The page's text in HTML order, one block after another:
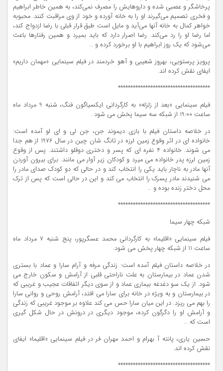
پرخاشگر و عصبی شده و داروهایش را مصرف نمی‌کند، به همین خاطر ابراهیم
و فخری تصمیم می‌گیرند او را به خانه آورده و خود از وی مراقبت کنند. محبوبه
خواهر کمال به خانه آنها می‌آید و مایل است طبق قرار قبلی با رضا ازدواج کند،
اما رضا او را رد می‌کند. رضا اصرار دارد که باید بمیرد و همین رفتارها باعث
می‌شود که یک روز ابراهیم با او برخورد کرده و …
پرویز پرستویی، بهروز شعیبی و آهو خردمند در فیلم سینمایی «مهمان داریم»
ایفای نقش کرده اند.
*************************************
فیلم سینمایی «بعد از زلزله» به کارگردانی ایکسیاگون فنگ، شنبه 9 مرداد ماه
ساعت 19:00 از شبکه سه سیما پخش می شود .
در خلاصه داستان فیلم با بازی دیموند جن، جن لی و ای لو آمده است:
خانواده ای در اثر وقوع زمین لرزه در تانگ شان چین در سال 1976 از هم جدا
می شوند. خانواده 4 نفره ای که پسر و دختری دوقلو داشتند. پس از وقوع
زمین لرزه پدر خانواده می میرد و کودکان زیر آوار می مانند. برای بیرون آوردن
آنها مادر به ناچار باید یکی را انتخاب کند و در حالی که دو کودک صدای مادر را
می شنیدند مادر پسرک را انتخاب می کند و این در حالی است که پس از ترک
محل دختر زنده بوده و …
*************************************
شبکه چهار سیما
فیلم سینمایی «اقلیما» به کارگردانی محمد عسگرپور، پنج شنبه 7 مرداد ماه
ساعت 11 از شبکه چهار پخش می شود.
در خلاصه داستان فیلم آمده است: زندگی مرفه و آرام سارا و عماد با بستری
شدن عماد در بیمارستان به علت ناراحتی قلبی از آرامش و سکون خارج می
شود. از یک سو دغدغه بیماری عماد و از سوی دیگر اتفاقات عجیب و غریبی که
در بیمارستان و به ویژه در خانه برای سارا می افتد، آرامش روحی و روانی سارا
را بهم می ریزد. در این میان سارا حس می کند علاوه بر موجود غریبی که زندگی
و آرامش او را دگرگون کرده، موجود دیگری در درونش در حال شکل گیری
است که …
حسین یاری، پانته آ بهرام و احمد مهران فر در فیلم سینمایی «اقلیما» ایفای
نقش کرده اند.
*************************************